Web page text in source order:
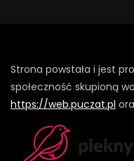
Strona powstała i jest
społeczność skupioną
https://web.puczat.pl